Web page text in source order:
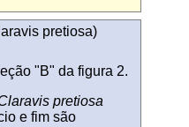
"B" da figura 2.
pretiosa
e fim são